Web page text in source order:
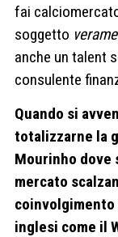
fai
soggetto
anche un talent
consulente
Quando si
totalizzarne la
Mourinho dove
mercato
inglesi come il